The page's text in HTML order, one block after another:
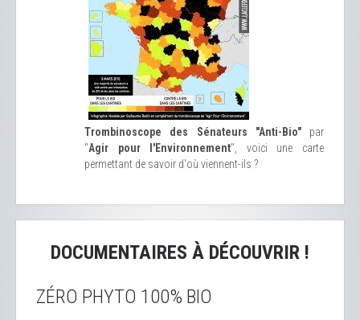
Trombinoscope des Sénateurs "Anti-Bio"par
"Agir pour l'Environnement", voici une carte
permettant de savoir d'où viennent-ils ?
DOCUMENTAIRES À DÉCOUVRIR !
ZÉRO PHYTO 100% BIO